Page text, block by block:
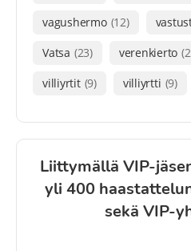
vagushermo (12)
Vatsa (23) verenkierto
villiyrtit (9) villiyrtti (9)
Liittymällä VIP-
yli 400
sekä VIP-